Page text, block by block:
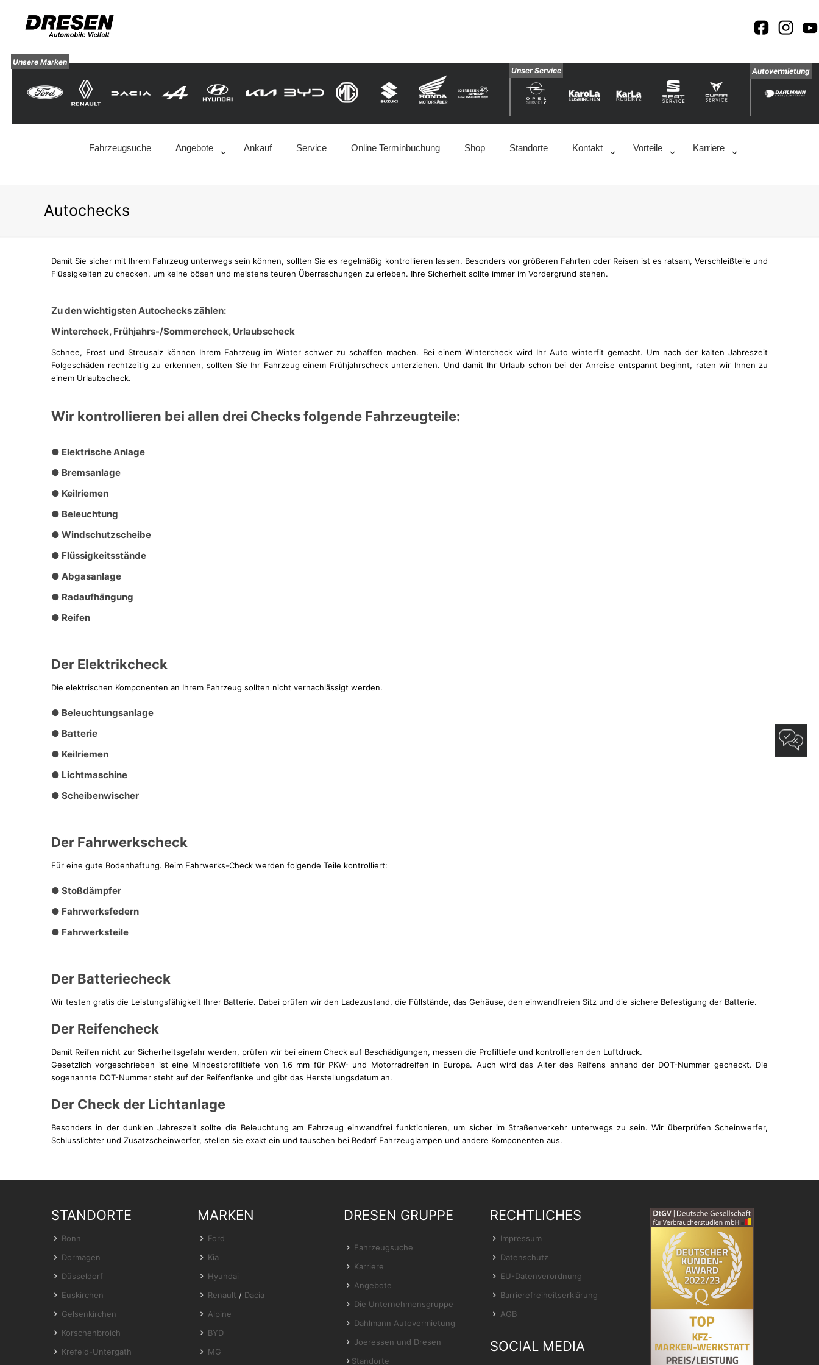
Unsere Marken
Unser Service
Autovermietung
Fahrzeugsuche Angebote Ankauf Service Online Terminbuchung Shop Standorte Kontakt Vorteile Karriere
Autochecks
Damit Sie sicher mit Ihrem Fahrzeug unterwegs sein können, sollten Sie es regelmäßig kontrollieren lassen. Besonders vor größeren Fahrten oder Reisen ist es ratsam, Verschleißteile und
Flüssigkeiten zu checken, um keine bösen und meistens teuren Überraschungen zu erleben. Ihre Sicherheit sollte immer im Vordergrund stehen.
Zu den wichtigsten Autochecks zählen:
Wintercheck, Frühjahrs-/Sommercheck, Urlaubscheck
Schnee, Frost und Streusalz können Ihrem Fahrzeug im Winter schwer zu schaffen machen. Bei einem Wintercheck wird Ihr Auto winterfit gemacht. Um nach der kalten Jahreszeit
Folgeschäden rechtzeitig zu erkennen, sollten Sie Ihr Fahrzeug einem Frühjahrscheck unterziehen. Und damit Ihr Urlaub schon bei der Anreise entspannt beginnt, raten wir Ihnen zu
einem Urlaubscheck.
Wir kontrollieren bei allen drei Checks folgende Fahrzeugteile:
● Elektrische Anlage
● Bremsanlage
● Keilriemen
● Beleuchtung
● Windschutzscheibe
● Flüssigkeitsstände
● Abgasanlage
● Radaufhängung
● Reifen
Der Elektrikcheck
Die elektrischen Komponenten an Ihrem Fahrzeug sollten nicht vernachlässigt werden.
● Beleuchtungsanlage
● Batterie
● Keilriemen
● Lichtmaschine
● Scheibenwischer
Der Fahrwerkscheck
Für eine gute Bodenhaftung. Beim Fahrwerks-Check werden folgende Teile kontrolliert:
● Stoßdämpfer
● Fahrwerksfedern
● Fahrwerksteile
Der Batteriecheck
Wir testen gratis die Leistungsfähigkeit Ihrer Batterie. Dabei prüfen wir den Ladezustand, die Füllstände, das Gehäuse, den einwandfreien Sitz und die sichere Befestigung der Batterie.
Der Reifencheck
Damit Reifen nicht zur Sicherheitsgefahr werden, prüfen wir bei einem Check auf Beschädigungen, messen die Profiltiefe und kontrollieren den Luftdruck.
Gesetzlich vorgeschrieben ist eine Mindestprofiltiefe von 1,6 mm für PKW- und Motorradreifen in Europa. Auch wird das Alter des Reifens anhand der DOT-Nummer gecheckt. Die
sogenannte DOT-Nummer steht auf der Reifenflanke und gibt das Herstellungsdatum an.
Der Check der Lichtanlage
Besonders in der dunklen Jahreszeit sollte die Beleuchtung am Fahrzeug einwandfrei funktionieren, um sicher im Straßenverkehr unterwegs zu sein. Wir überprüfen Scheinwerfer,
Schlusslichter und Zusatzscheinwerfer, stellen sie exakt ein und tauschen bei Bedarf Fahrzeuglampen und andere Komponenten aus.
STANDORTE
Bonn
Dormagen
Düsseldorf
Euskirchen
Gelsenkirchen
Korschenbroich
Krefeld-Untergath
MARKEN
Ford
Kia
Hyundai
Renault / Dacia
Alpine
BYD
MG
DRESEN GRUPPE
Fahrzeugsuche
Karriere
Angebote
Die Unternehmensgruppe
Dahlmann Autovermietung
Joeressen und Dresen
Standorte
RECHTLICHES
Impressum
Datenschutz
EU-Datenverordnung
Barrierefreiheitserklärung
AGB
SOCIAL MEDIA